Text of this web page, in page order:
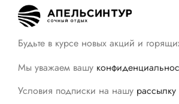
Будьте в курсе новых акций и
Мы уважаем вашу
Условия подписки на нашу рассылку